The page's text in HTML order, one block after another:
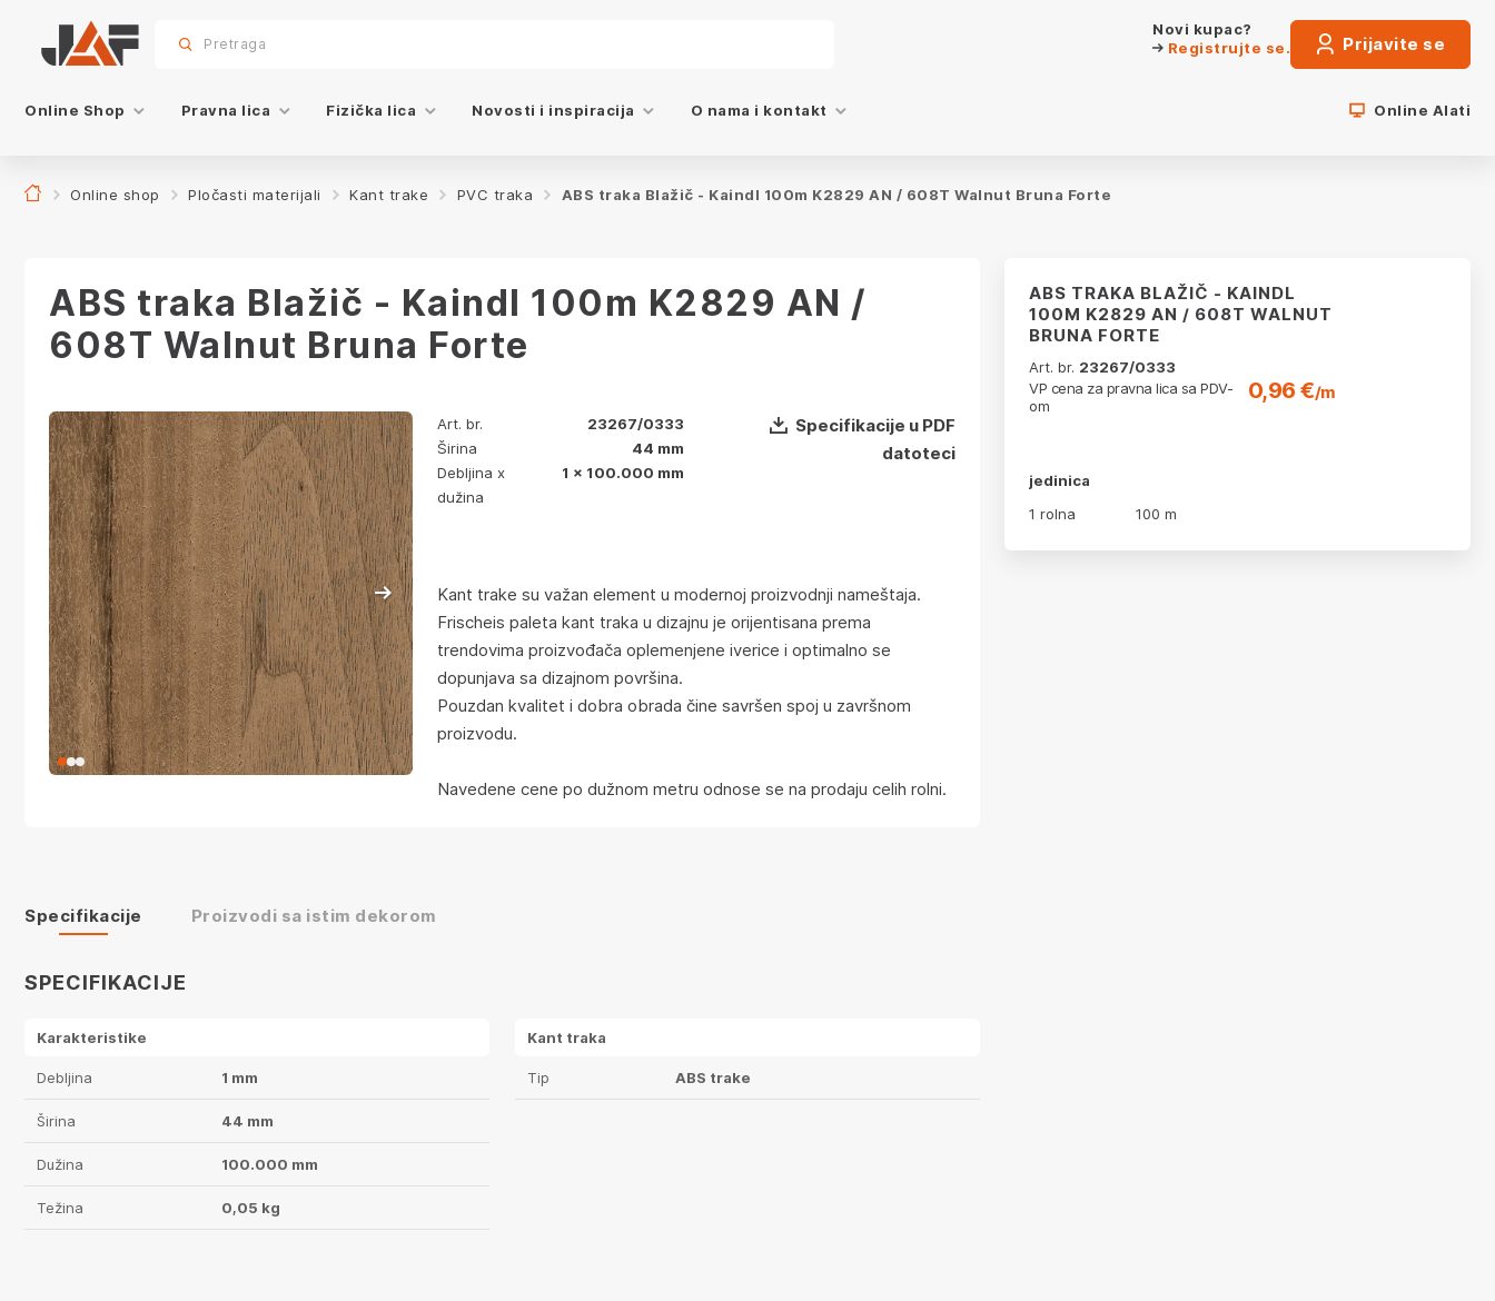
sr.skip-to.main-content
sr.skip-to.table-of-contents
sr.skip-to.main-navigation
Pretraga
Novi kupac?
Registrujte se.
Prijavite se
Online Shop Pravna lica Fizička lica Novosti i inspiracija O nama i kontakt Online Alati
Online shop Pločasti materijali Kant trake PVC traka ABS traka Blažič - Kaindl 100m K2829 AN / 608T Walnut Bruna Forte
ABS traka Blažič - Kaindl 100m K2829 AN /
608T Walnut Bruna Forte
Art. br.
23267/0333
Širina
44 mm
Debljina x
dužina
1 x 100.000 mm
Specifikacije u PDF
datoteci
Kant trake su važan element u modernoj proizvodnji nameštaja.
Frischeis paleta kant traka u dizajnu je orijentisana prema
trendovima proizvođača oplemenjene iverice i optimalno se
dopunjava sa dizajnom površina.
Pouzdan kvalitet i dobra obrada čine savršen spoj u završnom
proizvodu.
Navedene cene po dužnom metru odnose se na prodaju celih rolni.
ABS TRAKA BLAŽIČ - KAINDL
100M K2829 AN / 608T WALNUT
BRUNA FORTE
Art. br. 23267/0333
VP cena za pravna lica sa PDV-
om
0,96 €/m
jedinica
1 rolna
100 m
Specifikacije Proizvodi sa istim dekorom
SPECIFIKACIJE
Karakteristike
Debljina 1 mm
Širina 44 mm
Dužina 100.000 mm
Težina 0,05 kg
Kant traka
Tip ABS trake